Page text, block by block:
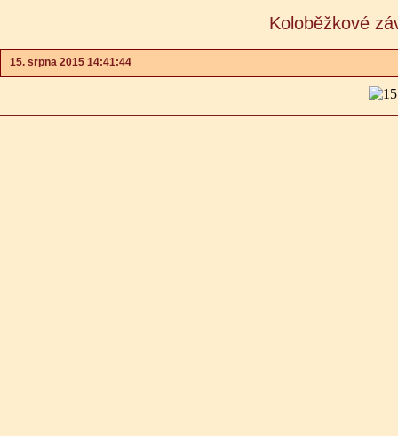
Koloběžkové
15. srpna 2015 14:41:44